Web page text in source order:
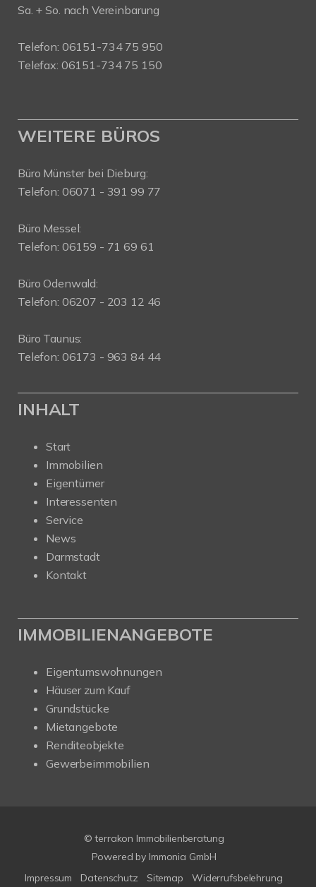
Sa. + So. nach Vereinbarung
Telefon: 06151-734 75 950
Telefax: 06151-734 75 150
WEITERE BÜROS
Büro Münster bei Dieburg:
Telefon: 06071 - 391 99 77
Büro Messel:
Telefon: 06159 - 71 69 61
Büro Odenwald:
Telefon: 06207 - 203 12 46
Büro Taunus:
Telefon: 06173 - 963 84 44
INHALT
Start
Immobilien
Eigentümer
Interessenten
Service
News
Darmstadt
Kontakt
IMMOBILIENANGEBOTE
Eigentumswohnungen
Häuser zum Kauf
Grundstücke
Mietangebote
Renditeobjekte
Gewerbeimmobilien
© terrakon Immobilienberatung
Powered by Immonia GmbH
Impressum
Datenschutz Sitemap Widerrufsbelehrung